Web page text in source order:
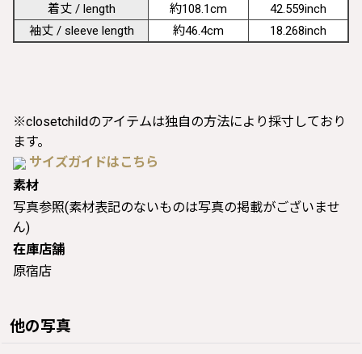
着丈 / length
約108.1cm
42.559inch
袖丈 / sleeve length
約46.4cm 18.268inch
※closetchildのアイテムは独自の方法により採寸しており
ます。
サイズガイドはこちら
素材
写真参照(素材表記のないものは写真の掲載がございませ
ん)
在庫店舗
原宿店
他の写真